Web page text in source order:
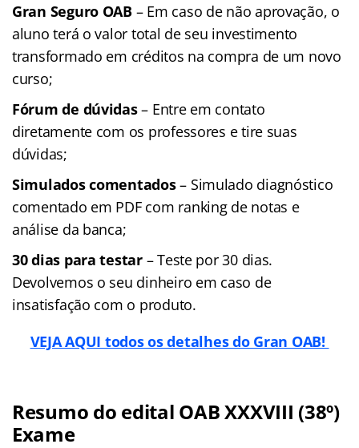
Gran Seguro OAB– Em caso de não aprovação, o
aluno terá o valor total de seu investimento
transformado em créditos na compra de um novo
curso;
Fórum de dúvidas– Entre em contato
diretamente com os professores e tire suas
dúvidas;
Simulados comentados– Simulado diagnóstico
comentado em PDF com ranking de notas e
análise da banca;
30 dias para testar– Teste por 30 dias.
Devolvemos o seu dinheiro em caso de
insatisfação com o produto.
VEJA AQUI todos os detalhes do Gran OAB!
Resumo do edital OAB XXXVIII (38º)
Exame